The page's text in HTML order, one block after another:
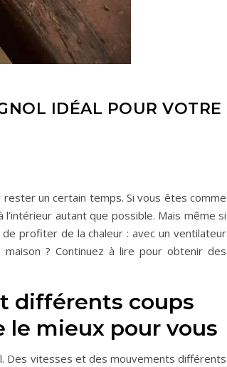
IDÉAL POUR VOTRE
un certain temps. Si vous êtes comme
autant que possible. Mais même si
profiter de la chaleur : avec un ventilateur
? Continuez à lire pour obtenir des
différents coups
mieux pour vous
Des vitesses et des mouvements différents